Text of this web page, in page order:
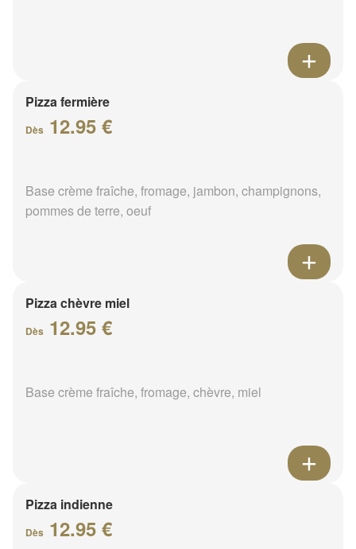
Pizza fermière
Dès 12.95 €
Base crème fraîche, fromage, jambon, champignons,
pommes de terre, oeuf
Pizza chèvre miel
Dès 12.95 €
Base crème fraîche, fromage, chèvre, miel
Pizza indienne
Dès 12.95 €